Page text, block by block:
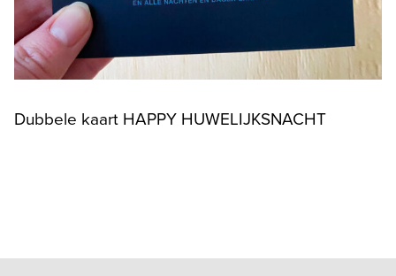
Dubbele kaart HAPPY HUWELIJKSNACHT